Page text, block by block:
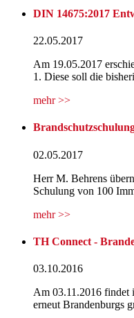
DIN 14675:2017
22.05.2017
Am 19.05.2017
1. Diese soll die
mehr >>
02.05.2017
Herr M. Behrens
Schulung von 100
mehr >>
TH Connect -
03.10.2016
Am 03.11.2016 findet
erneut Brandenburgs